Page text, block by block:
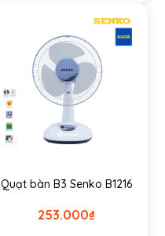
Quạt bàn B3 Senko B1216
₫
253.000